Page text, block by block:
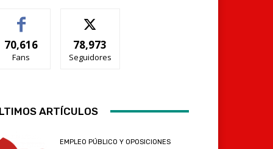
70,616
Fans
78,973
Seguidores
ARTÍCULOS
EMPLEO PÚBLICO Y OPOSICIONES